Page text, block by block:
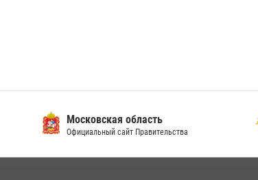
Московская область
Официальный сайт Правительства